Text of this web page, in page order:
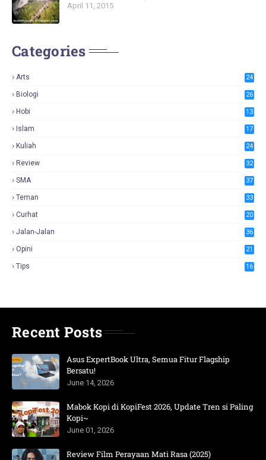
April 11, 2015
Categories
Arts 24
Biologi 26
Hobi 13
Islam 17
Kuliah 24
Review 32
SMA 37
Teman 33
Curhat 20
Jalan-Jalan 36
Opini 21
Tips 16
Recent Posts
Asus ExpertBook Ultra, Semua Fitur Flagship
Bersatu!
June 14, 2026
Mabok Kopi di KopiFest 2026, Update Tren si Paling
Kopi~
June 01, 2026
Review Film Perayaan Mati Rasa (2025)